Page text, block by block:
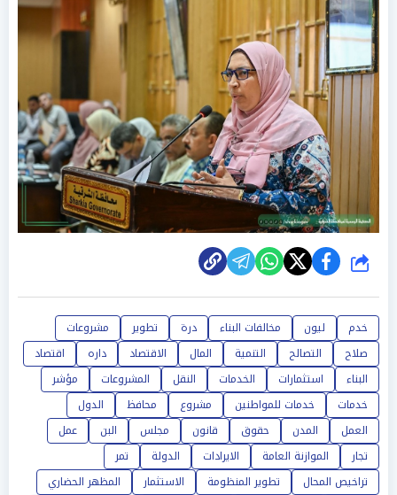
شارك
خدم ليون مخالفات البناء درة تطوير
مشروعات
صلاح
التصالح التنمية المال الاقتصاد داره
اقتصاد
البناء
استثمارات الخدمات النقل المشروعات
مؤشر
خدمات
خدمات للمواطنين مشروع محافظ
الدول
العمل
المدن حقوق قانون مجلس البن
عمل
تجار
الموازنة العامة الايرادات الدولة
تمر
تراخيص المحال
تطوير المنظومة الاستثمار
المظهر الحضاري